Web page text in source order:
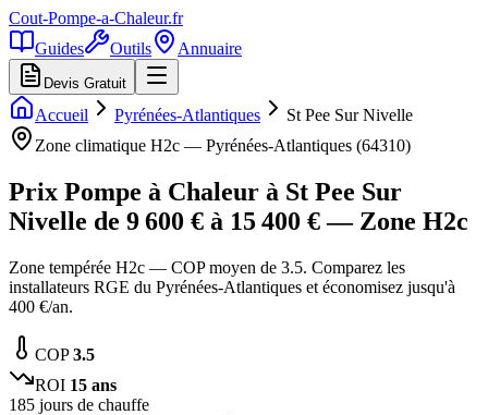
Cout-Pompe-a-Chaleur.fr
Guides
Outils Annuaire
Devis Gratuit
Accueil Pyrénées-Atlantiques
St Pee Sur Nivelle
Zone climatique H2c — Pyrénées-Atlantiques (64310)
Prix Pompe à Chaleur à St Pee Sur
Nivelle de 9 600 € à 15 400 € — Zone H2c
Zone tempérée H2c — COP moyen de 3.5. Comparez les
installateurs RGE du Pyrénées-Atlantiques et économisez jusqu'à
400 €/an.
COP3.5
ROI 15 ans
185 jours de chauffe